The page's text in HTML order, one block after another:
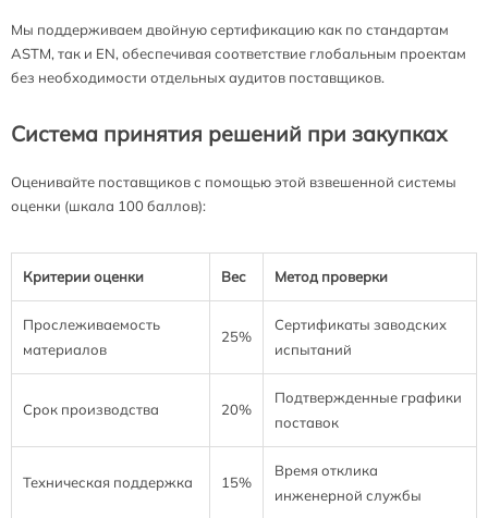
Мы поддерживаем двойную сертификацию как по стандартам
ASTM, так и EN, обеспечивая соответствие глобальным проектам
без необходимости отдельных аудитов поставщиков.
Система принятия решений при закупках
Оценивайте поставщиков с помощью этой взвешенной системы
оценки (шкала 100 баллов):
Критерии оценки Вес Метод проверки
Прослеживаемость
материалов
25%
Сертификаты заводских
испытаний
Срок производства 20%
Подтвержденные графики
поставок
Техническая поддержка 15%
Время отклика
инженерной службы